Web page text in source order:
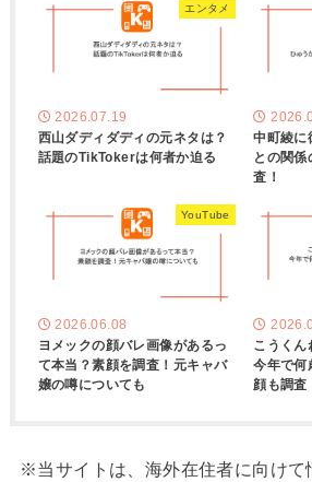
エンタメ
2026.07.19
西山ダディダディの元ネタは？
話題のTikTokerは何者か迫る
中町綾に
との関係
査！
YouTube
2026.06.08
ヨメックの顔バレ画像があるっ
て本当？素顔を調査！元キャバ
嬢の噂についても
こうくん
今年で何
顔も調査
※当サイトは、海外在住者に向けて